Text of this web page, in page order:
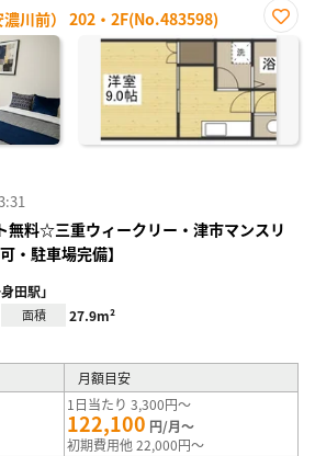
川前） 202・2F(No.483598)
お気
に入
り登
録
無料☆三重ウィークリー・津市マンスリ
・駐車場完備】
田駅」
面積 27.9m²
月額目安
1日当たり 3,300円～
122,100 円/月～
初期費用他 22,000円～